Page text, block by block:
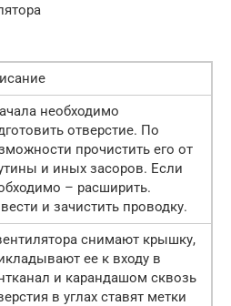
необходимо
отверстие. По
прочистить его от
и иных засоров. Если
– расширить.
и зачистить проводку.
снимают крышку,
ее к входу в
и карандашом сквозь
в углах ставят метки